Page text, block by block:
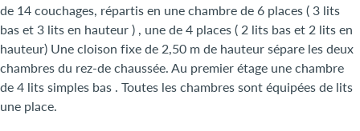
de 14 couchages, répartis en une chambre de 6 places ( 3 lits
bas et 3 lits en hauteur ) , une de 4 places ( 2 lits bas et 2 lits en
hauteur) Une cloison fixe de 2,50 m de hauteur sépare les deux
chambres du rez-de chaussée. Au premier étage une chambre
de 4 lits simples bas . Toutes les chambres sont équipées de lits
une place.